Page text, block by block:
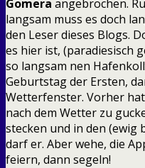
Gomera angebrochen.
langsam muss es doch
den Leser dieses Blogs.
es hier ist, (paradiesisch
so langsam nen
Geburtstag der Ersten,
Wetterfenster. Vorher
nach dem Wetter zu
stecken und in den (ewig
darf er. Aber wehe, die
feiern, dann segeln!